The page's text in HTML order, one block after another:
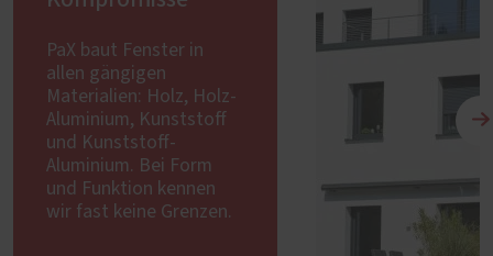
PaX baut Fenster in
allen gängigen
Materialien: Holz, Holz-
Aluminium, Kunststoff
und Kunststoff-
Aluminium. Bei Form
und Funktion kennen
wir fast keine Grenzen.